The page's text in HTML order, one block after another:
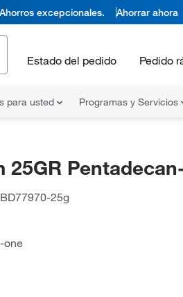
excepcionales. Ahorrar ahora
Estado del pedido Pedido
para usted Programas y Servicios
25GR
BD77970-25g
one